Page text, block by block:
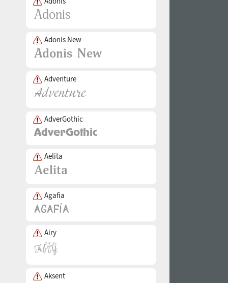
Adonis New
Adventure
AdverGothic
Aelita
Agafia
Airy
Aksent